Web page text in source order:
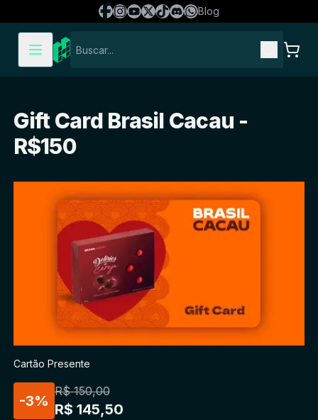
Blog
Gift Card Brasil Cacau -
R$150
Cartão Presente
-3%
R$ 150,00
R$ 145,50